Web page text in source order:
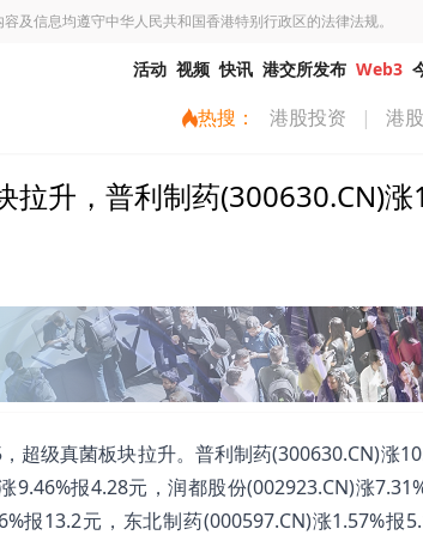
及信息均遵守中华人民共和国香港特别行政区的法律法规。
活动 视频 快讯 港交所发布 Web3
热搜： 港股投资 | 港
拉升，普利制药(300630.CN)
超级真菌板块拉升。普利制药(300630.CN)涨
9.46%报4.28元，润都股份(002923.CN)涨
报13.2元，东北制药(000597.CN)涨1.57%报